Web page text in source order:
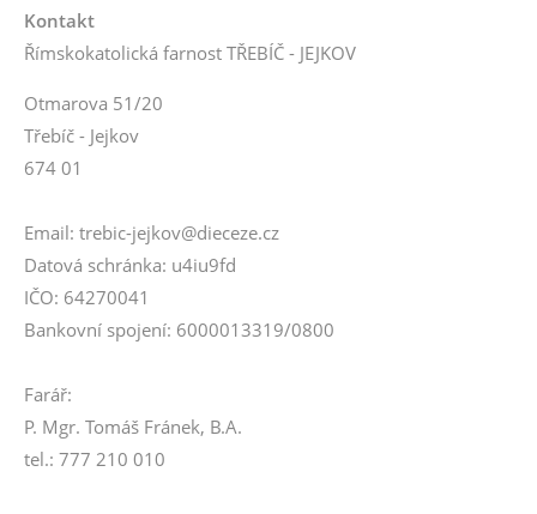
Kontakt
Římskokatolická farnost TŘEBÍČ - JEJKOV
Otmarova 51/20
Třebíč - Jejkov
674 01
Email: trebic-jejkov@dieceze.cz
Datová schránka: u4iu9fd
IČO: 64270041
Bankovní spojení: 6000013319/0800
Farář:
P. Mgr. Tomáš Fránek, B.A.
tel.: 777 210 010